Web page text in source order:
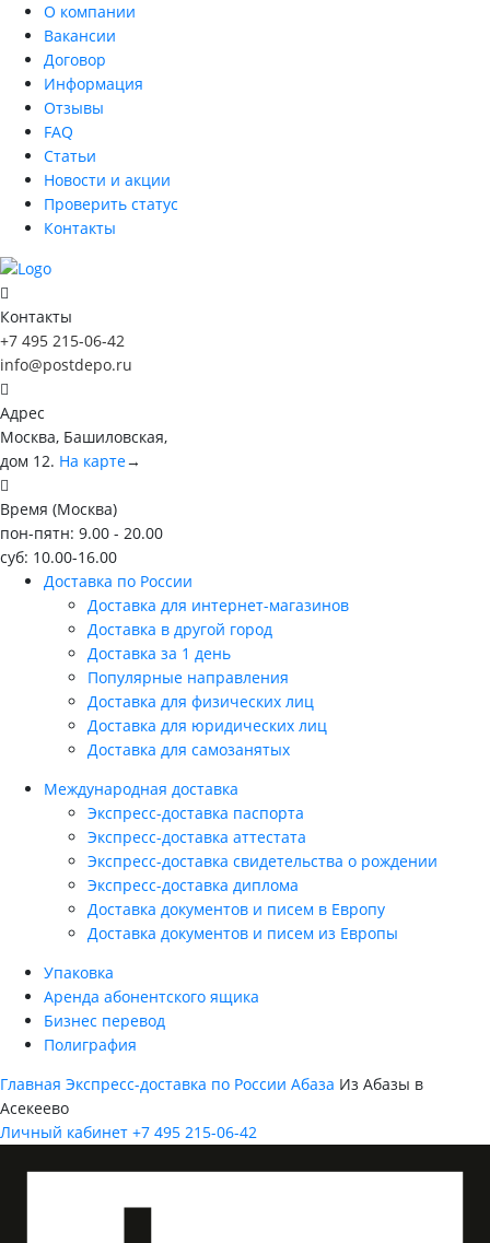
О компании
Вакансии
Договор
Информация
Отзывы
FAQ
Статьи
Новости и акции
Проверить статус
Контакты
Контакты
+7 495 215-06-42
info@postdepo.ru
Адрес
Москва, Башиловская,
дом 12. На карте→
Время (Москва)
пон-пятн: 9.00 - 20.00
суб: 10.00-16.00
Доставка по России
Доставка для интернет-магазинов
Доставка в другой город
Доставка за 1 день
Популярные направления
Доставка для физических лиц
Доставка для юридических лиц
Доставка для самозанятых
Международная доставка
Экспресс-доставка паспорта
Экспресс-доставка аттестата
Экспресс-доставка свидетельства о рождении
Экспресс-доставка диплома
Доставка документов и писем в Европу
Доставка документов и писем из Европы
Упаковка
Аренда абонентского ящика
Бизнес перевод
Полиграфия
Главная Экспресс-доставка по России Абаза Из Абазы в
Асекеево
Личный кабинет +7 495 215-06-42